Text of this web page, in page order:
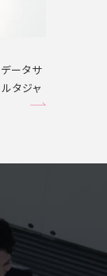
ータサ
タジャ